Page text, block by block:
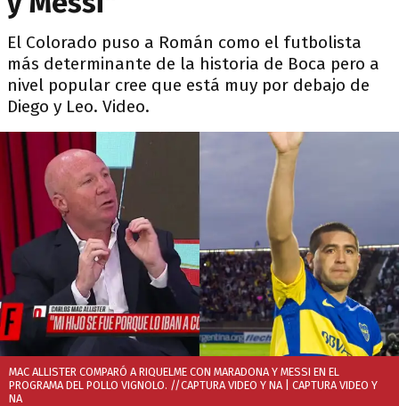
El Colorado puso a Román como el futbolista
más determinante de la historia de Boca pero a
nivel popular cree que está muy por debajo de
Diego y Leo. Video.
MAC ALLISTER COMPARÓ A RIQUELME CON MARADONA Y MESSI EN EL
PROGRAMA DEL POLLO VIGNOLO. //CAPTURA VIDEO Y NA | CAPTURA VIDEO Y
NA